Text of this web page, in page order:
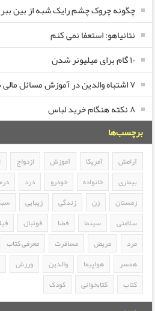
چگونه چروک چشم رایک شبه از بین
نتانیاهو: استعفا نمی کنم
۱۰ گام برای میلیونر شدن
۷ اشتباه والدین در آموزش مسائل مالی به کودکان
۸ نکته هنگام خرید لباس
برچسب‌ها
آرامش آمریکا آموزش ازدواج
بیماری
خانواده خودرو درد
زمستان
زن زندگی زیبایی
سلامتی
سینما فضا فوتبال
مرد
مریض مسافرت معرفی کتاب
همسر
هواپیما والدین ورزش
کتاب
کتابخوانی کودک